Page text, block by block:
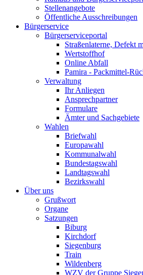
Stellenangebote
Öffentliche Ausschreibungen
Bürgerservice
Bürgerserviceportal
Straßenlaterne, Defekt
Wertstoffhof
Online Abfall
Pamira - Packmittel-
Verwaltung
Ihr Anliegen
Ansprechpartner
Formulare
Ämter und Sachgebiete
Wahlen
Briefwahl
Europawahl
Kommunalwahl
Bundestagswahl
Landtagswahl
Bezirkswahl
Über uns
Grußwort
Organe
Satzungen
Biburg
Kirchdorf
Siegenburg
Train
Wildenberg
WZV der Gruppe